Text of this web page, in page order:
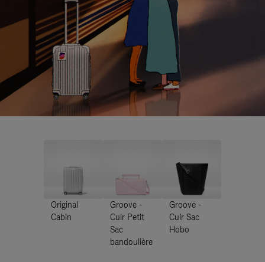
Original
Cabin
Groove -
Cuir Petit
Sac
bandoulière
Groove -
Cuir Sac
Hobo